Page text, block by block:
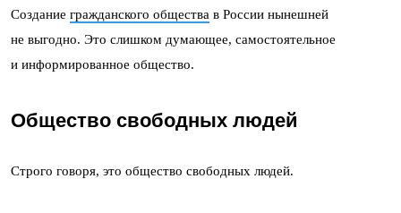
Создание гражданского общества в России нынешней
не выгодно. Это слишком думающее, самостоятельное
и информированное общество.
Общество свободных людей
Строго говоря, это общество свободных людей.